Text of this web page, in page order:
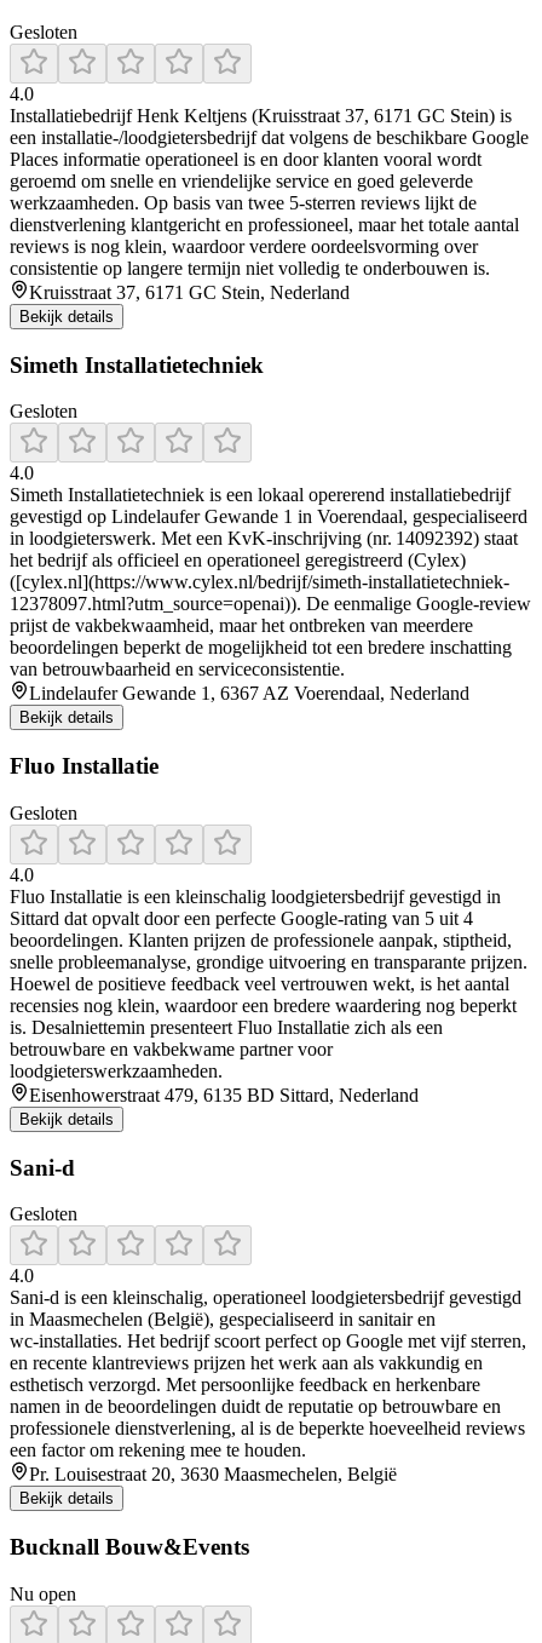
Gesloten
4.0
Installatiebedrijf Henk Keltjens (Kruisstraat 37, 6171 GC Stein) is
een installatie-/loodgietersbedrijf dat volgens de beschikbare Google
Places informatie operationeel is en door klanten vooral wordt
geroemd om snelle en vriendelijke service en goed geleverde
werkzaamheden. Op basis van twee 5-sterren reviews lijkt de
dienstverlening klantgericht en professioneel, maar het totale aantal
reviews is nog klein, waardoor verdere oordeelsvorming over
consistentie op langere termijn niet volledig te onderbouwen is.
Kruisstraat 37, 6171 GC Stein, Nederland
Bekijk details
Simeth Installatietechniek
Gesloten
4.0
Simeth Installatietechniek is een lokaal opererend installatiebedrijf
gevestigd op Lindelaufer Gewande 1 in Voerendaal, gespecialiseerd
in loodgieterswerk. Met een KvK-inschrijving (nr. 14092392) staat
het bedrijf als officieel en operationeel geregistreerd (Cylex)
([cylex.nl](https://www.cylex.nl/bedrijf/simeth-installatietechniek-
12378097.html?utm_source=openai)). De eenmalige Google-review
prijst de vakbekwaamheid, maar het ontbreken van meerdere
beoordelingen beperkt de mogelijkheid tot een bredere inschatting
van betrouwbaarheid en serviceconsistentie.
Lindelaufer Gewande 1, 6367 AZ Voerendaal, Nederland
Bekijk details
Fluo Installatie
Gesloten
4.0
Fluo Installatie is een kleinschalig loodgietersbedrijf gevestigd in
Sittard dat opvalt door een perfecte Google-rating van 5 uit 4
beoordelingen. Klanten prijzen de professionele aanpak, stiptheid,
snelle probleemanalyse, grondige uitvoering en transparante prijzen.
Hoewel de positieve feedback veel vertrouwen wekt, is het aantal
recensies nog klein, waardoor een bredere waardering nog beperkt
is. Desalniettemin presenteert Fluo Installatie zich als een
betrouwbare en vakbekwame partner voor
loodgieterswerkzaamheden.
Eisenhowerstraat 479, 6135 BD Sittard, Nederland
Bekijk details
Sani-d
Gesloten
4.0
Sani‑d is een kleinschalig, operationeel loodgietersbedrijf gevestigd
in Maasmechelen (België), gespecialiseerd in sanitair en
wc‑installaties. Het bedrijf scoort perfect op Google met vijf sterren,
en recente klantreviews prijzen het werk aan als vakkundig en
esthetisch verzorgd. Met persoonlijke feedback en herkenbare
namen in de beoordelingen duidt de reputatie op betrouwbare en
professionele dienstverlening, al is de beperkte hoeveelheid reviews
een factor om rekening mee te houden.
Pr. Louisestraat 20, 3630 Maasmechelen, België
Bekijk details
Bucknall Bouw&Events
Nu open